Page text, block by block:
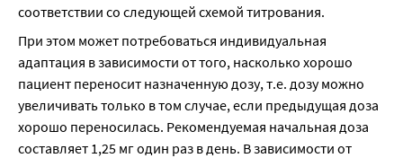
соответствии со следующей схемой титрования.
При этом может потребоваться индивидуальная
адаптация в зависимости от того, насколько хорошо
пациент переносит назначенную дозу, т.е. дозу можно
увеличивать только в том случае, если предыдущая доза
хорошо переносилась. Рекомендуемая начальная доза
составляет 1,25 мг один раз в день. В зависимости от